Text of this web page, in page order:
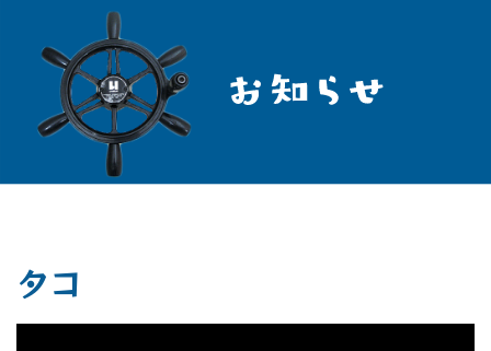
タコ